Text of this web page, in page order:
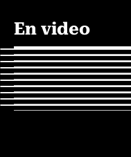
En video